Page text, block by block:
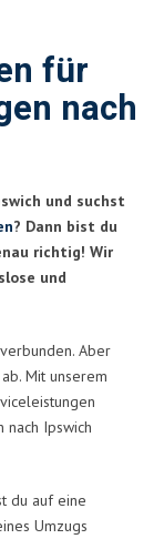
für
nach
und suchst
? Dann bist du
richtig! Wir
und
Aber
Mit unserem
nach Ipswich
du auf eine
Umzugs